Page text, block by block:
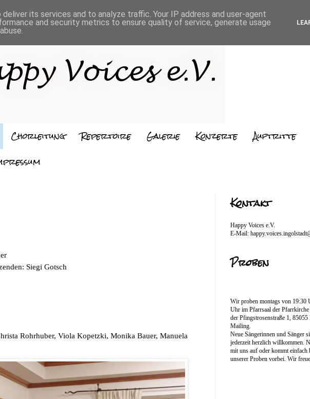
Chorleitung Repertoire Galerie Konzerte
Auftritte
Siegi Gotsch
Rohrhuber, Viola Kopetzki, Monika Bauer, Manuela
Kontakt
Happy Voices e.V.
E-Mail:
Proben
Wir proben montags von 19:30
Uhr im Pfarrsaal der
der Pfingstrosenstraße 1,
Mailing.
Neue Sängerinnen und Sänger
jederzeit herzlich willkommen.
mit uns auf oder kommt einfach
unserer Proben vorbei. Wir
its services and to analyze traffic. Your IP address and user-agent
and security metrics to ensure quality of service, generate usage